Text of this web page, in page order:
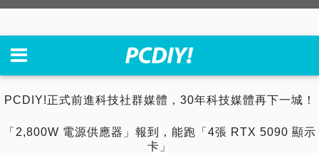
PCDIY!正式前進科技社群媒體，30年科技媒體再下一城！
「2,800W 電源供應器」報到，能跑「4張 RTX 5090 顯示
卡」